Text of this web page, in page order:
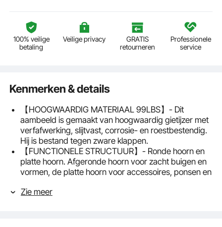
100% veilige
betaling
Veilige privacy
GRATIS
retourneren
Professionele
service
Kenmerken & details
【HOOGWAARDIG MATERIAAL 99LBS】- Dit
aambeeld is gemaakt van hoogwaardig gietijzer met
verfafwerking, slijtvast, corrosie- en roestbestendig.
Hij is bestand tegen zware klappen.
【FUNCTIONELE STRUCTUUR】- Ronde hoorn en
platte hoorn. Afgeronde hoorn voor zacht buigen en
vormen, de platte hoorn voor accessoires, ponsen en
【OPPERVLAKTEBEHANDELING】 - Volledig
Zie meer